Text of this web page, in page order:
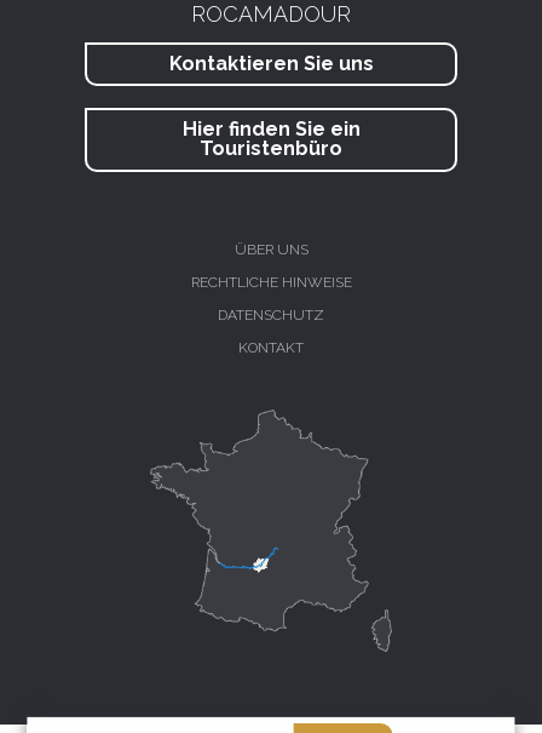
ROCAMADOUR
Kontaktieren Sie uns
Hier finden Sie ein
Touristenbüro
ÜBER UNS
RECHTLICHE HINWEISE
DATENSCHUTZ
KONTAKT